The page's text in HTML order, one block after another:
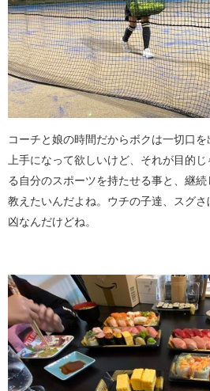
コーチと娘の時間だからボクは一切口を
上手になって欲しいけど、それが目的
る自分のスポーツを持たせる事と、継
教えたいんだよね。ウチの子達、スグ
凶なんだけどね。